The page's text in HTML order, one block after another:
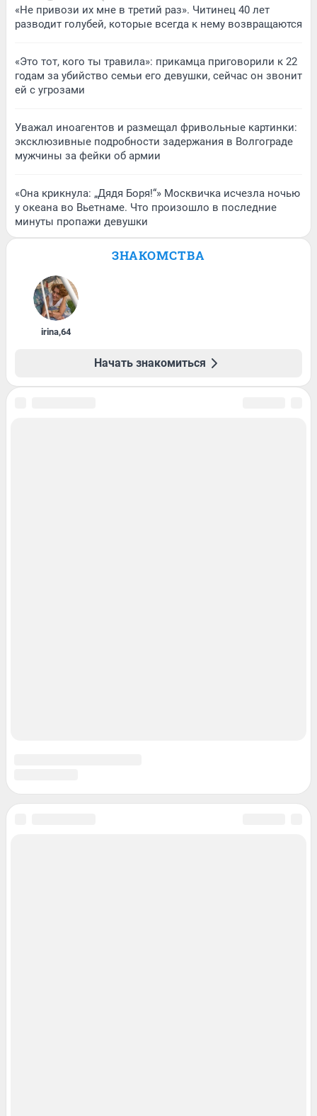
«Не привози их мне в третий раз». Читинец 40 лет
разводит голубей, которые всегда к нему возвращаются
«Это тот, кого ты травила»: прикамца приговорили к 22
годам за убийство семьи его девушки, сейчас он звонит
ей с угрозами
Уважал иноагентов и размещал фривольные картинки:
эксклюзивные подробности задержания в Волгограде
мужчины за фейки об армии
«Она крикнула: „Дядя Боря!“» Москвичка исчезла ночью
у океана во Вьетнаме. Что произошло в последние
минуты пропажи девушки
ЗНАКОМСТВА
irina,64
Начать знакомиться